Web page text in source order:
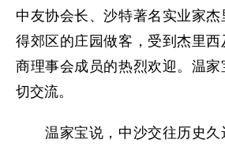
中友协会长、沙特著名实业家
得郊区的庄园做客，受到杰里
商理事会成员的热烈欢迎。温
切交流。
温家宝说，中沙交往历史久